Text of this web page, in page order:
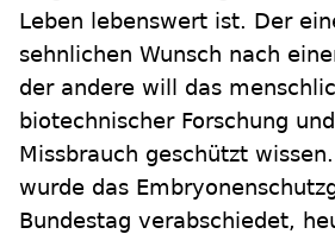
Leben lebenswert ist. Der
sehnlichen Wunsch nach
der andere will das
biotechnischer Forschung
Missbrauch geschützt
wurde das
Bundestag verabschiedet,